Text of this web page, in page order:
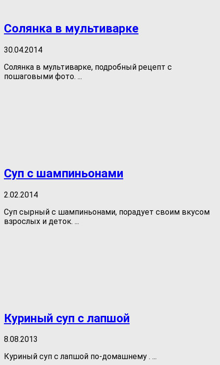
Солянка в мультиварке
30.04.2014
Солянка в мультиварке, подробный рецепт с
пошаговыми фото. ...
Суп с шампиньонами
2.02.2014
Суп сырный с шампиньонами, порадует своим вкусом
взрослых и деток. ...
Куриный суп с лапшой
8.08.2013
Куриный суп с лапшой по-домашнему . ...